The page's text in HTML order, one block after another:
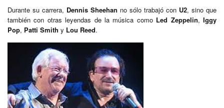
Durante su carrera, Dennis Sheehan no sólo trabajó con U2, sino que
también con otras leyendas de la música como Led Zeppelin,Iggy
Pop, Patti Smith y Lou Reed.